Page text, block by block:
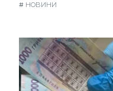
# НОВИНИ